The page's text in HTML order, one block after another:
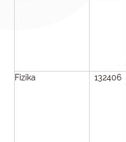
Fizika 132406